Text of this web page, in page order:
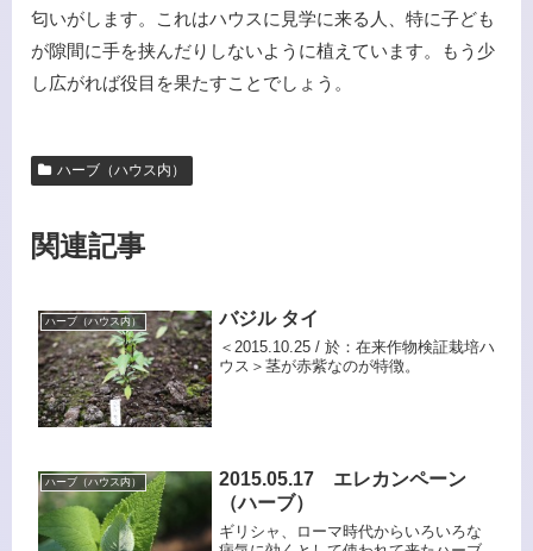
匂いがします。これはハウスに見学に来る人、特に子ども
が隙間に手を挟んだりしないように植えています。もう少
し広がれば役目を果たすことでしょう。
ハーブ（ハウス内）
関連記事
ハーブ（ハウス内） バジル タイ
＜2015.10.25 / 於：在来作物検証栽培ハ
ウス＞茎が赤紫なのが特徴。
ハーブ（ハウス内）
2015.05.17 エレカンペーン
（ハーブ）
ギリシャ、ローマ時代からいろいろな